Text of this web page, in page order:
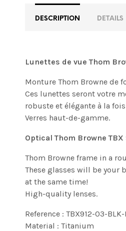
DESCRIPTION DETAILS
Lunettes de vue Thom
Monture Thom Browne de
Ces lunettes seront votre
robuste et élégante à la
Verres haut-de-gamme.
Optical Thom Browne
Thom Browne frame in a
These glasses will be your
at the same time!
High-quality lenses.
Reference : TBX912-03-BLK-I
Material : Titanium